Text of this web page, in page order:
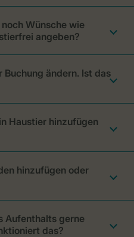
Wünsche wie
angeben?
Buchung ändern. Ist das
Haustier hinzufügen
hinzufügen oder
Aufenthalts gerne
das?